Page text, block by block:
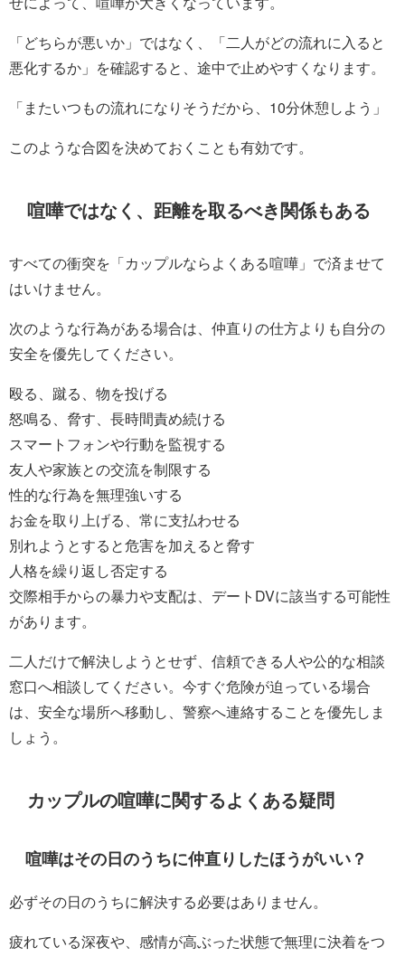
「どちらが悪いか」ではなく、「二人がどの流れに入ると
悪化するか」を確認すると、途中で止めやすくなります。
「またいつもの流れになりそうだから、10分休憩しよう」
このような合図を決めておくことも有効です。
喧嘩ではなく、距離を取るべき関係もある
すべての衝突を「カップルならよくある喧嘩」で済ませて
はいけません。
次のような行為がある場合は、仲直りの仕方よりも自分の
安全を優先してください。
殴る、蹴る、物を投げる
怒鳴る、脅す、長時間責め続ける
スマートフォンや行動を監視する
友人や家族との交流を制限する
性的な行為を無理強いする
お金を取り上げる、常に支払わせる
別れようとすると危害を加えると脅す
人格を繰り返し否定する
交際相手からの暴力や支配は、デートDVに該当する可能性
があります。
二人だけで解決しようとせず、信頼できる人や公的な相談
窓口へ相談してください。今すぐ危険が迫っている場合
は、安全な場所へ移動し、警察へ連絡することを優先しま
しょう。
カップルの喧嘩に関するよくある疑問
喧嘩はその日のうちに仲直りしたほうがいい？
必ずその日のうちに解決する必要はありません。
疲れている深夜や、感情が高ぶった状態で無理に決着をつ